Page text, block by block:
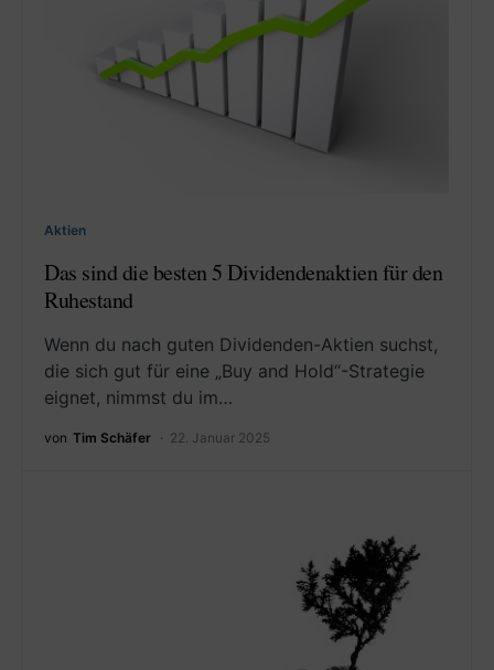
Aktien
Das sind die besten 5 Dividendenaktien für den
Ruhestand
Wenn du nach guten Dividenden-Aktien suchst,
die sich gut für eine „Buy and Hold“-Strategie
eignet, nimmst du im…
von Tim Schäfer 22. Januar 2025